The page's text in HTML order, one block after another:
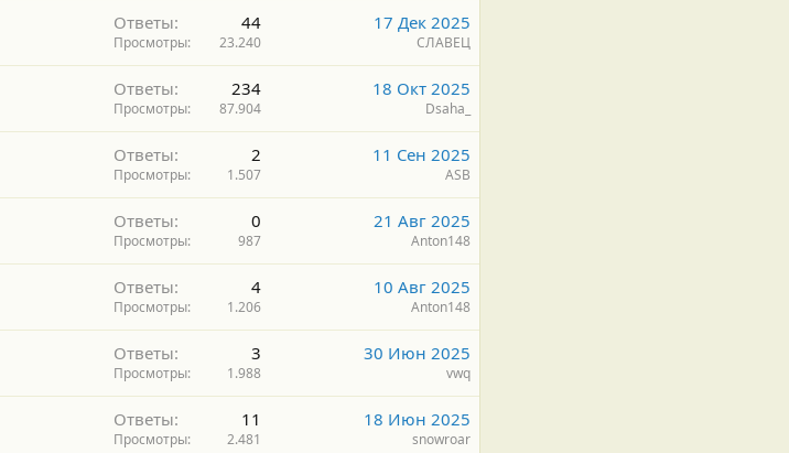
Ответы 44
Просмотры 23.240
17 Дек 2025
СЛАВЕЦ
Ответы 234
Просмотры 87.904
18 Окт 2025
Dsaha_
Ответы 2
Просмотры 1.507
11 Сен 2025
ASB
Ответы 0
Просмотры 987
21 Авг 2025
Anton148
Ответы 4
Просмотры 1.206
10 Авг 2025
Anton148
Ответы 3
Просмотры 1.988
30 Июн 2025
vwq
Ответы 11
Просмотры 2.481
18 Июн 2025
snowroar